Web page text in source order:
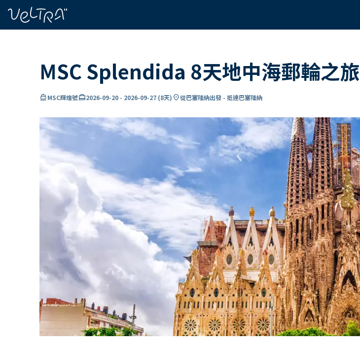
MSC Splendida 8天地中海郵輪之旅
directions_boatMSC輝煌號card_travel2026-09-20 - 2026-09-27 (8天) location_on從巴塞隆納出發 - 抵達巴塞隆納